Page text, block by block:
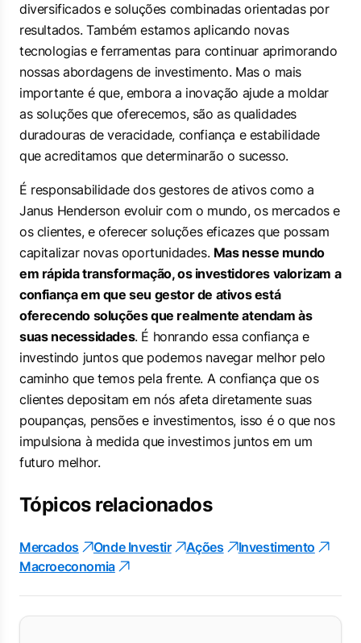
diversificados e soluções combinadas orientadas por
resultados. Também estamos aplicando novas
tecnologias e ferramentas para continuar aprimorando
nossas abordagens de investimento. Mas o mais
importante é que, embora a inovação ajude a moldar
as soluções que oferecemos, são as qualidades
duradouras de veracidade, confiança e estabilidade
que acreditamos que determinarão o sucesso.
É responsabilidade dos gestores de ativos como a
Janus Henderson evoluir com o mundo, os mercados e
os clientes, e oferecer soluções eficazes que possam
capitalizar novas oportunidades. Mas nesse mundo
em rápida transformação, os investidores valorizam a
confiança em que seu gestor de ativos está
oferecendo soluções que realmente atendam às
suas necessidades. É honrando essa confiança e
investindo juntos que podemos navegar melhor pelo
caminho que temos pela frente. A confiança que os
clientes depositam em nós afeta diretamente suas
poupanças, pensões e investimentos, isso é o que nos
impulsiona à medida que investimos juntos em um
futuro melhor.
Tópicos relacionados
Mercados Onde Investir Ações
Investimento
Macroeconomia